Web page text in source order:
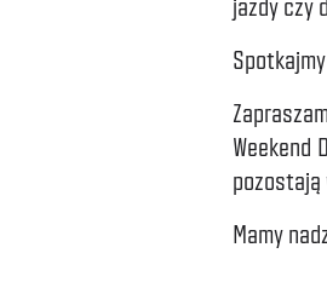
jazdy czy
Weekend
pozostają
Mamy